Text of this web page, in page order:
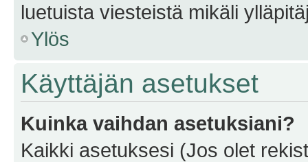
luetuista viesteistä mikäli
Ylös
Käyttäjän asetukset
Kuinka vaihdan asetuksiani?
Kaikki asetuksesi (Jos olet